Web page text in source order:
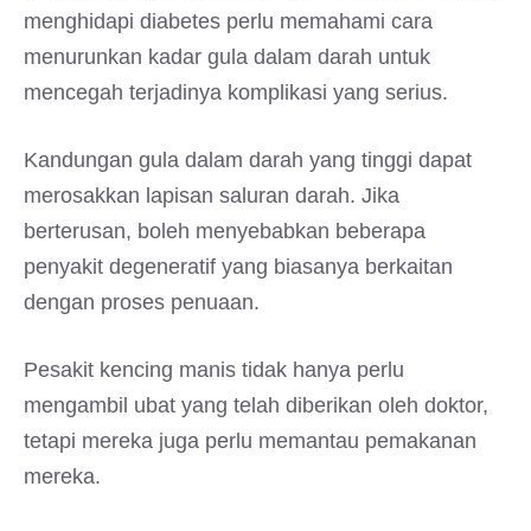
menghidapi diabetes perlu memahami cara
menurunkan kadar gula dalam darah untuk
mencegah terjadinya komplikasi yang serius.
Kandungan gula dalam darah yang tinggi dapat
merosakkan lapisan saluran darah. Jika
berterusan, boleh menyebabkan beberapa
penyakit degeneratif yang biasanya berkaitan
dengan proses penuaan.
Pesakit kencing manis tidak hanya perlu
mengambil ubat yang telah diberikan oleh doktor,
tetapi mereka juga perlu memantau pemakanan
mereka.